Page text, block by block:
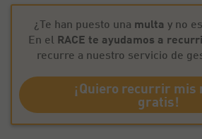
¿Te han puesto una multa y no
En el RACE te ayudamos a
recurre a nuestro servicio de
¡Quiero recurrir mis
gratis!